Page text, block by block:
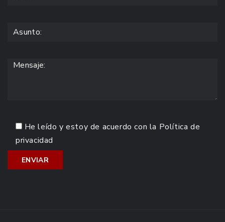
He leído y estoy de acuerdo con la Política de
privacidad